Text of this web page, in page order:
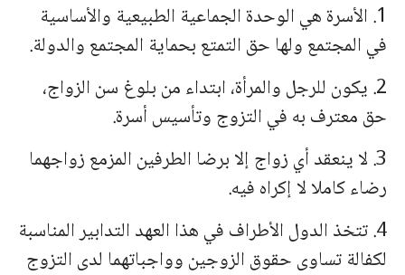
1. الأسرة هي الوحدة الجماعية الطبيعية والأساسية
في المجتمع ولها حق التمتع بحماية المجتمع والدولة.
2. يكون للرجل والمرأة، ابتداء من بلوغ سن الزواج،
حق معترف به في التزوج وتأسيس أسرة.
3. لا ينعقد أي زواج إلا برضا الطرفين المزمع زواجهما
رضاء كاملا لا إكراه فيه.
4. تتخذ الدول الأطراف في هذا العهد التدابير المناسبة
لكفالة تساوى حقوق الزوجين وواجباتهما لدى التزوج